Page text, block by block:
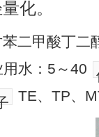
化。
二甲酸丁二
水：5～40
TE、TP、